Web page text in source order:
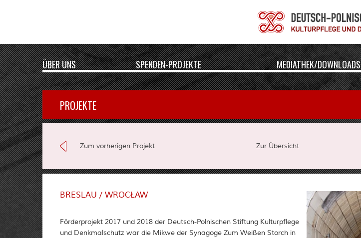
ÜBER UNS SPENDEN-PROJEKTE MEDIATHEK/DOWNLOADS
PROJEKTE
Zum vorherigen Projekt Zur Übersicht
BRESLAU / WROCŁAW
Förderprojekt 2017 und 2018 der Deutsch-Polnischen Stiftung Kulturpflege
und Denkmalschutz war die Mikwe der Synagoge Zum Weißen Storch in